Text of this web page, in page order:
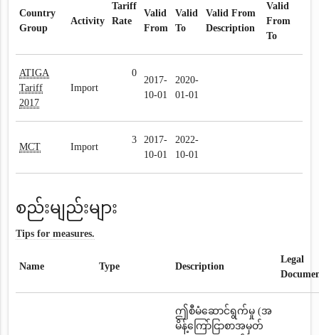
Country
Group
Activity
Tariff
Rate
Valid
From
Valid
To
Valid From
Description
Valid
From
To
ATIGA
Tariff
2017
Import
0
2017-
10-01
2020-
01-01
MCT Import
3
2017-
10-01
2022-
10-01
စည်းမျည်းများ
Tips for measures.
Name Type Description
Legal
ဤစီမံဆောင်ရွက်မှု (အ
မိန့်ကြော်ငြာစာအမှတ်